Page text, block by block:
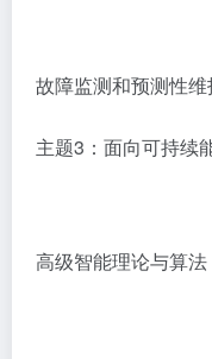
故障监测和预测性维
主题3：面向可持续
高级智能理论与算法